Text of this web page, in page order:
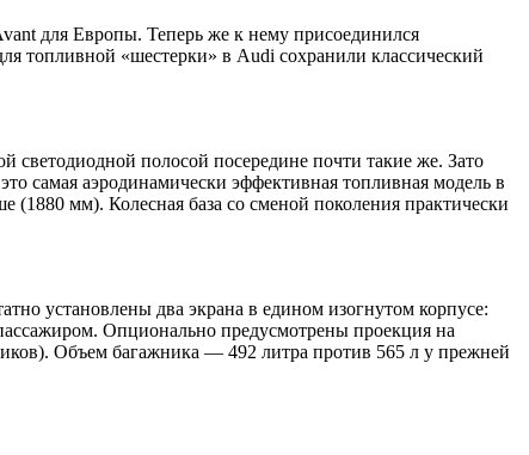
для Европы. Теперь же к нему присоединился
топливной «шестерки» в Audi сохранили классический
светодиодной полосой посередине почти такие же. Зато
самая аэродинамически эффективная топливная модель в
мм). Колесная база со сменой поколения практически
установлены два экрана в едином изогнутом корпусе:
Опционально предусмотрены проекция на
Объем багажника — 492 литра против 565 л у прежней